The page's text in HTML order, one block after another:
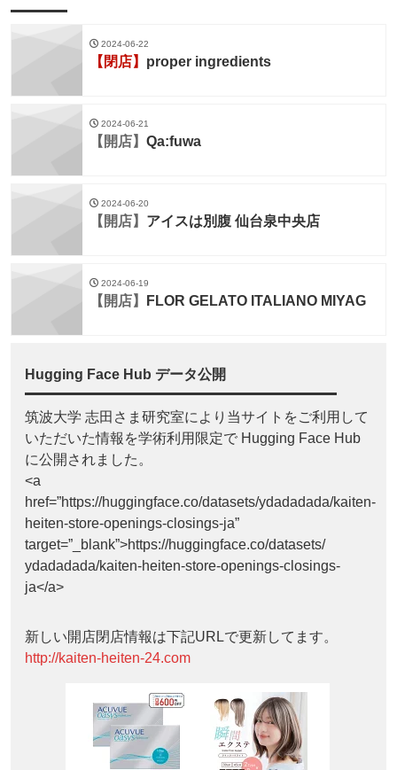
2024-06-22
【閉店】 proper ingredients
2024-06-21
【開店】 Qa:fuwa
2024-06-20
【開店】 アイスは別腹 仙台泉中央店
2024-06-19
【開店】 FLOR GELATO ITALIANO MIYAG
Hugging Face Hub データ公開
筑波大学 志田さま研究室により当サイトをご利用して
いただいた情報を学術利用限定で Hugging Face Hub
に公開されました。
<a
href=”https://huggingface.co/datasets/ydadadada/kaiten-
heiten-store-openings-closings-ja”
target=”_blank”>https://huggingface.co/datasets/
ydadadada/kaiten-heiten-store-openings-closings-
ja</a>
新しい開店閉店情報は下記URLで更新してます。
http://kaiten-heiten-24.com